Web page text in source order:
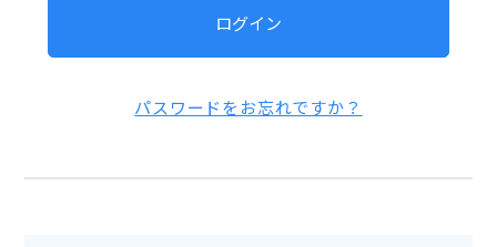
ログイン
パスワードをお忘れですか？